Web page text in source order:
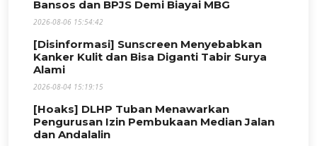
Bansos dan BPJS Demi Biayai MBG
2026-08-06 15:54:42
[Disinformasi] Sunscreen Menyebabkan
Kanker Kulit dan Bisa Diganti Tabir Surya
Alami
2026-08-04 15:19:15
[Hoaks] DLHP Tuban Menawarkan
Pengurusan Izin Pembukaan Median Jalan
dan Andalalin